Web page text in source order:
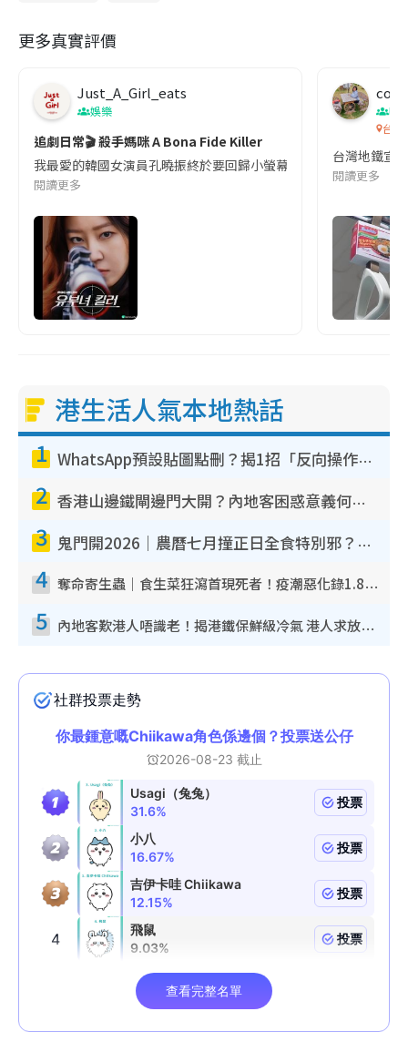
更多真實評價
Just_A_Girl_eats
娛樂
追劇日常🎬 殺手媽咪 A Bona Fide Killer
我最愛的韓國女演員孔曉振終於要回歸小螢幕啦!這次的劇本改編
閱讀更多
co
吹
台灣
台灣地鐵宣
閱讀更多
港生活人氣本地熱話
1 WhatsApp預設貼圖點刪？揭1招「反向操作」還原簡潔介面 附3步實測教學
2 香港山邊鐵閘邊門大開？內地客困惑意義何在！網民神回覆：呢種叫法理性防禦
3 鬼門開2026｜農曆七月撞正日全食特別邪？專家警告切忌做一事！揭4大禁忌+2招保平安
4 奪命寄生蟲｜食生菜狂瀉首現死者！疫潮惡化錄1.8萬宗病例 揭洗菜3大謬誤
5 內地客歎港人唔識老！揭港鐵保鮮級冷氣 港人求放過：咪投訴